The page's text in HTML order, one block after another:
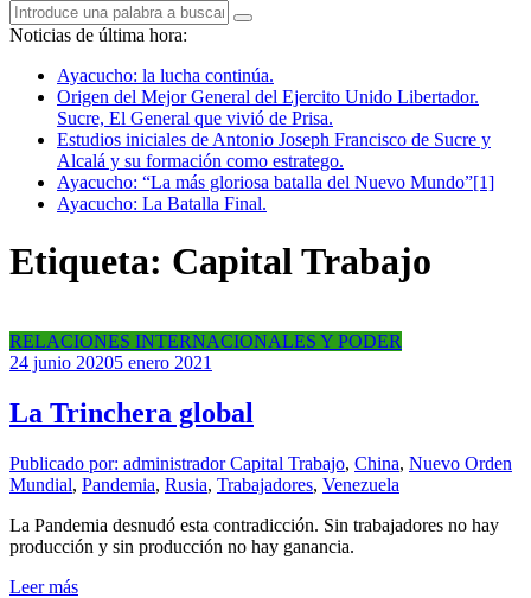
Noticias de última hora:
Ayacucho: la lucha continúa.
Origen del Mejor General del Ejercito Unido Libertador.
Sucre, El General que vivió de Prisa.
Estudios iniciales de Antonio Joseph Francisco de Sucre y
Alcalá y su formación como estratego.
Ayacucho: “La más gloriosa batalla del Nuevo Mundo”[1]
Ayacucho: La Batalla Final.
Etiqueta: Capital Trabajo
RELACIONES INTERNACIONALES Y PODER
24 junio 20205 enero 2021
La Trinchera global
Publicado por: administradorCapital Trabajo, China, Nuevo Orden
Mundial, Pandemia, Rusia, Trabajadores, Venezuela
La Pandemia desnudó esta contradicción. Sin trabajadores no hay
producción y sin producción no hay ganancia.
Leer más